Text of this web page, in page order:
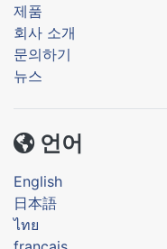
제품
회사 소개
문의하기
뉴스
언어
English
日本語
ไทย